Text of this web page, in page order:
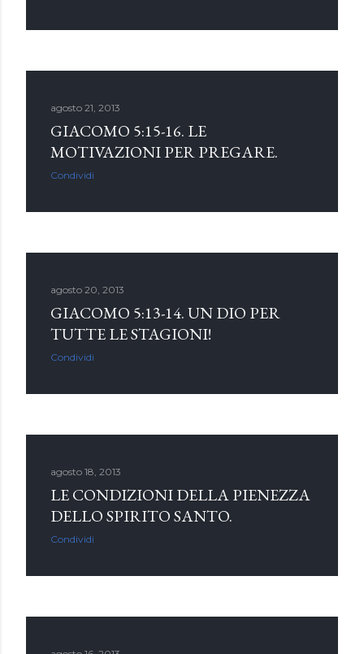
agosto 21, 2013
GIACOMO 5:15-16. LE
MOTIVAZIONI PER PREGARE.
Condividi
agosto 20, 2013
GIACOMO 5:13-14. UN DIO PER
TUTTE LE STAGIONI!
Condividi
agosto 18, 2013
LE CONDIZIONI DELLA PIENEZZA
DELLO SPIRITO SANTO.
Condividi